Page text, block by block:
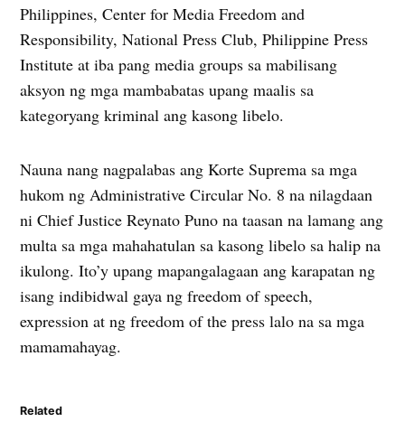
Philippines, Center for Media Freedom and
Responsibility, National Press Club, Philippine Press
Institute at iba pang media groups sa mabilisang
aksyon ng mga mambabatas upang maalis sa
kategoryang kriminal ang kasong libelo.
Nauna nang nagpalabas ang Korte Suprema sa mga
hukom ng Administrative Circular No. 8 na nilagdaan
ni Chief Justice Reynato Puno na taasan na lamang ang
multa sa mga mahahatulan sa kasong libelo sa halip na
ikulong. Ito’y upang mapangalagaan ang karapatan ng
isang indibidwal gaya ng freedom of speech,
expression at ng freedom of the press lalo na sa mga
mamamahayag.
Related